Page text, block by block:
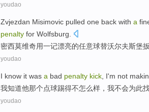
youdao
Zvjezdan Misimovic pulled one back with a
penalty for Wolfsburg
密西莫维奇用一记漂亮的任意球替沃尔夫斯堡
youdao
I know it was a bad penalty kick , I'm not
我知道他那个点球踢得不怎么样 ，我不会为此
youdao